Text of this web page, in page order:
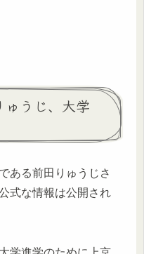
ゅうじ、大学
ある前田りゅうじさ
式な情報は公開され